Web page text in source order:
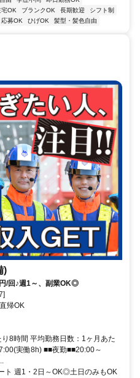
宅OK ブランクOK 長期歓迎
シフト制
募OK ひげOK 髪型・髪色自由
)
/回♪週1～、副業OK◎
帰OK
8時間 平均勤務日数：1ヶ月あた
実働8h) ■■夜勤■■20:00～
ト 週1・2日～OK◎土日のみもOK